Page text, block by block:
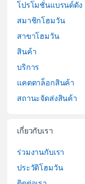
โปรโมชั่นแบรนด์ดัง
สมาชิกโฮมวัน
สาขาโฮมวัน
สินค้า
บริการ
แคตตาล็อกสินค้า
สถานะจัดส่งสินค้า
เกี่ยวกับเรา
ร่วมงานกับเรา
ประวัติโฮมวัน